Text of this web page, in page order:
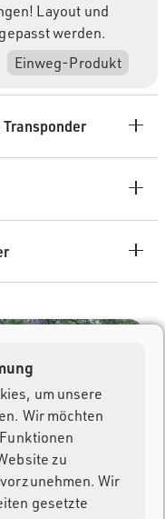
Layout und
werden.
Einweg-Produkt
um unsere
Wir möchten
zu
Wir
gesetzte